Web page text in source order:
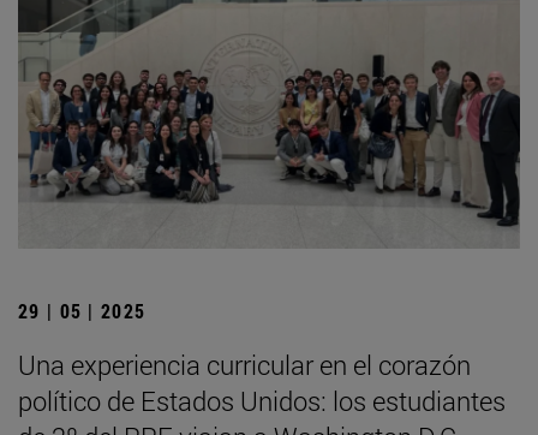
29 | 05 | 2025
Una experiencia curricular en el corazón
político de Estados Unidos: los estudiantes